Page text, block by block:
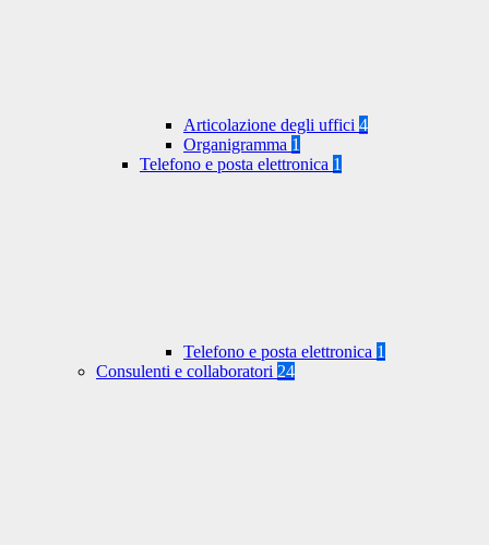
Articolazione degli uffici 4
Organigramma 1
Telefono e posta elettronica 1
Telefono e posta elettronica 1
Consulenti e collaboratori 24